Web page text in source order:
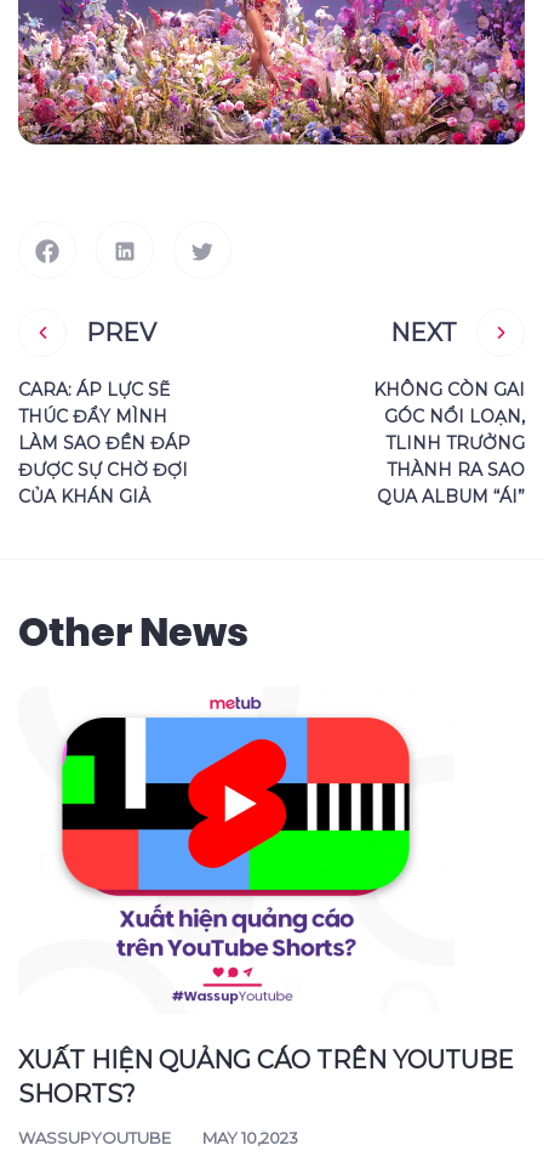
PREV
CARA: ÁP LỰC SẼ
THÚC ĐẨY MÌNH
LÀM SAO ĐỀN ĐÁP
ĐƯỢC SỰ CHỜ ĐỢI
CỦA KHÁN GIẢ
NEXT
KHÔNG CÒN GAI
GÓC NỔI LOẠN,
TLINH TRƯỞNG
THÀNH RA SAO
QUA ALBUM “ÁI”
Other News
XUẤT HIỆN QUẢNG CÁO TRÊN YOUTUBE
SHORTS?
WASSUPYOUTUBE MAY 10,2023